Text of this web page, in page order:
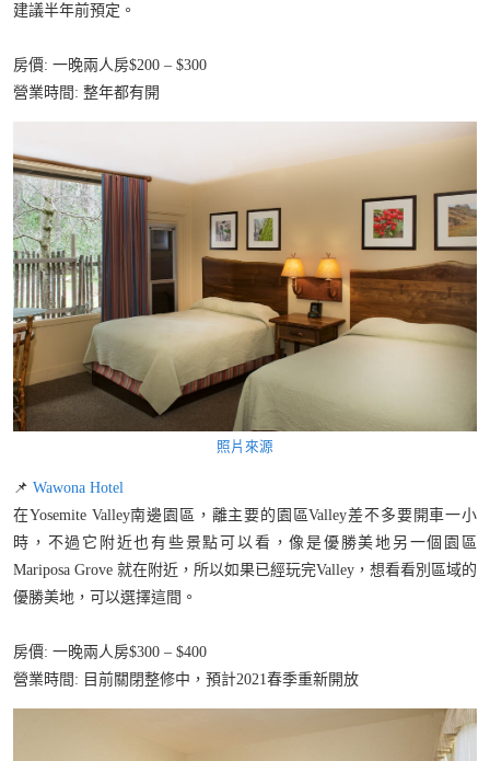
建議半年前預定。
房價: 一晚兩人房$200 – $300
營業時間: 整年都有開
照片來源
📌 Wawona Hotel
在Yosemite Valley南邊園區，離主要的園區Valley差不多要開車一小
時，不過它附近也有些景點可以看，像是優勝美地另一個園區
Mariposa Grove 就在附近，所以如果已經玩完Valley，想看看別區域的
優勝美地，可以選擇這間。
房價: 一晚兩人房$300 – $400
營業時間: 目前關閉整修中，預計2021春季重新開放